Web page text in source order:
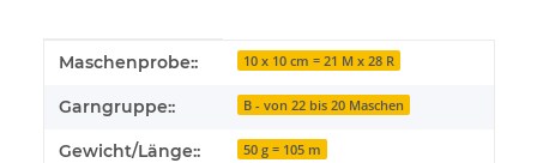
Produkteigenschaft
Wert
Maschenprobe:: 10 x 10 cm = 21 M x 28 R
Garngruppe:: B - von 22 bis 20 Maschen
Gewicht/Länge:: 50 g = 105 m